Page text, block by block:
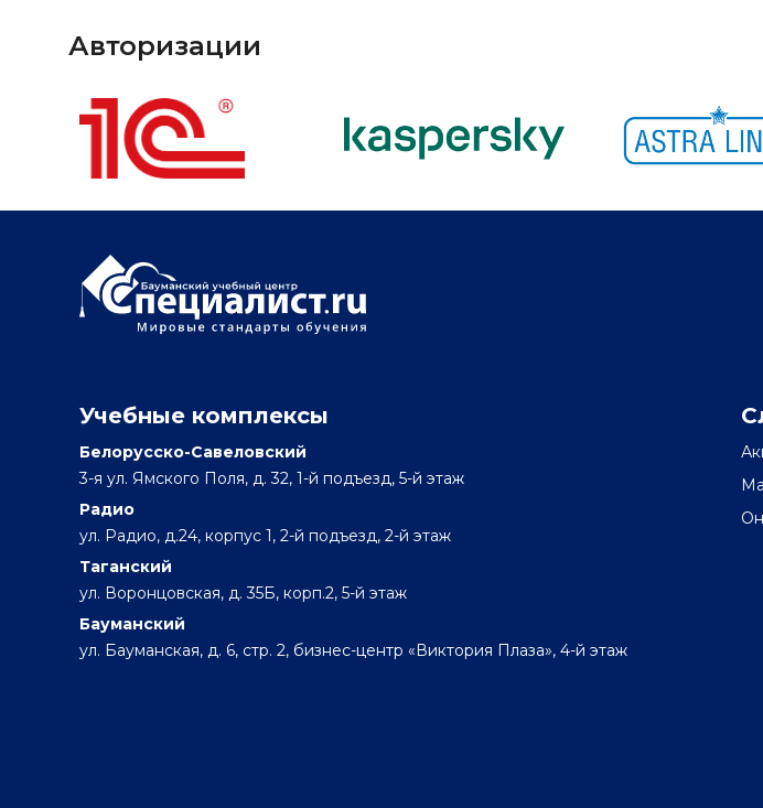
Авторизации
Учебные комплексы
Белорусско-Савеловский
3-я ул. Ямского Поля, д. 32, 1-й подъезд, 5-й этаж
Радио
ул. Радио, д.24, корпус 1, 2-й подъезд, 2-й этаж
Таганский
ул. Воронцовская, д. 35Б, корп.2, 5-й этаж
Бауманский
ул. Бауманская, д. 6, стр. 2, бизнес-центр «Виктория Плаза», 4-й этаж